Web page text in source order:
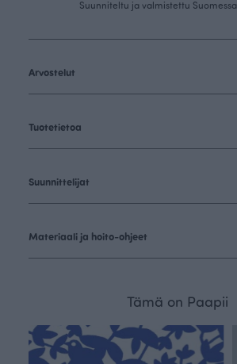
Suunniteltu ja valmistettu Suomessa
Arvostelut
Tuotetietoa
Suunnittelijat
Materiaali ja hoito-ohjeet
Tämä on Paapii